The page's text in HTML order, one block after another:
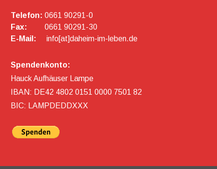
Telefon: 0661 90291-0
Fax:
0661 90291-30
E-Mail:
info[at]daheim-im-leben.de
Spendenkonto:
Hauck Aufhäuser Lampe
IBAN: DE42 4802 0151 0000 7501 82
BIC: LAMPDEDDXXX